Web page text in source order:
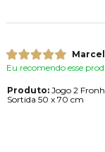
Eu recomendo esse
Produto:Jogo 2
Sortida 50 x 70 cm